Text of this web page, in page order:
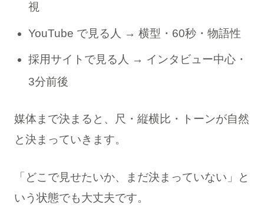
視
YouTube で見る人 → 横型・60秒・物語性
採用サイトで見る人 → インタビュー中心・
3分前後
媒体まで決まると、尺・縦横比・トーンが自然
と決まっていきます。
「どこで見せたいか、まだ決まっていない」と
いう状態でも大丈夫です。